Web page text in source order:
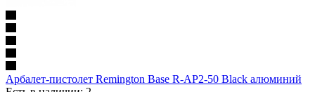
Арбалет-пистолет Remington Base R-AP2-50 Black алюминий